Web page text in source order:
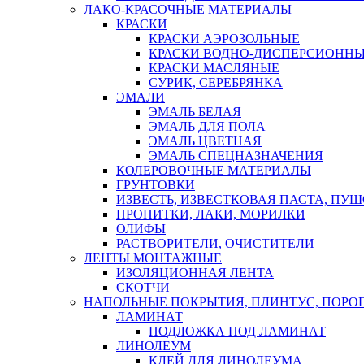
ЛАКО-КРАСОЧНЫЕ МАТЕРИАЛЫ
КРАСКИ
КРАСКИ АЭРОЗОЛЬНЫЕ
КРАСКИ ВОДНО-
КРАСКИ МАСЛЯНЫЕ
СУРИК, СЕРЕБРЯНКА
ЭМАЛИ
ЭМАЛЬ БЕЛАЯ
ЭМАЛЬ ДЛЯ ПОЛА
ЭМАЛЬ ЦВЕТНАЯ
ЭМАЛЬ СПЕЦНАЗНАЧЕНИЯ
КОЛЕРОВОЧНЫЕ МАТЕРИАЛЫ
ГРУНТОВКИ
ИЗВЕСТЬ, ИЗВЕСТКОВАЯ ПАСТА,
ПРОПИТКИ, ЛАКИ, МОРИЛКИ
ОЛИФЫ
РАСТВОРИТЕЛИ, ОЧИСТИТЕЛИ
ЛЕНТЫ МОНТАЖНЫЕ
ИЗОЛЯЦИОННАЯ ЛЕНТА
СКОТЧИ
НАПОЛЬНЫЕ ПОКРЫТИЯ, ПЛИНТУС,
ЛАМИНАТ
ПОДЛОЖКА ПОД ЛАМИНАТ
ЛИНОЛЕУМ
КЛЕЙ ДЛЯ ЛИНОЛЕУМА